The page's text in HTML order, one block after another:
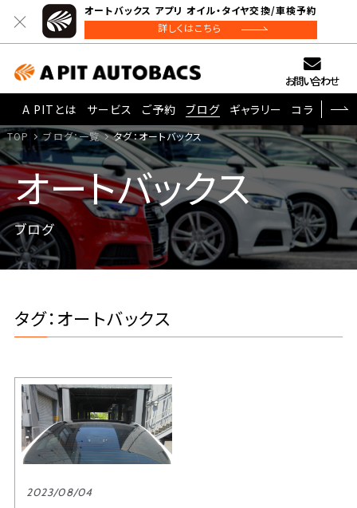
オートバックス アプリ オイル・タイヤ交換/車検予約
詳しくはこちら
お問い合わせ
A PITとは
サービス ご予約 ブログ ギャラリー コラム
TOP ブログ：一覧 タグ：オートバックス
オートバックス
ブログ
タグ：オートバックス
2023/08/04